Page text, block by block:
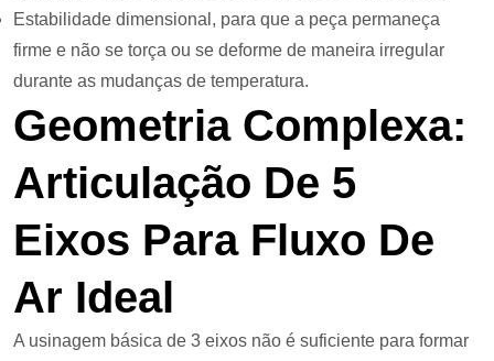
Estabilidade dimensional, para que a peça permaneça
firme e não se torça ou se deforme de maneira irregular
durante as mudanças de temperatura.
Geometria Complexa:
Articulação De 5
Eixos Para Fluxo De
Ar Ideal
A usinagem básica de 3 eixos não é suficiente para formar